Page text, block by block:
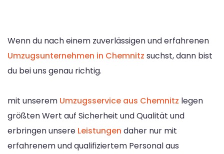
Wenn du nach einem zuverlässigen und erfahrenen
Umzugsunternehmen in Chemnitz suchst, dann bist
du bei uns genau richtig.
mit unserem Umzugsservice aus Chemnitz legen
größten Wert auf Sicherheit und Qualität und
erbringen unsere Leistungen daher nur mit
erfahrenem und qualifiziertem Personal aus